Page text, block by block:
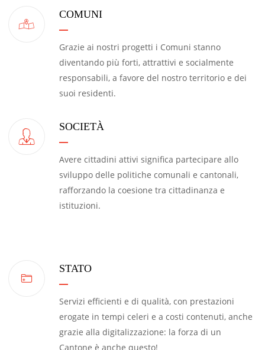
COMUNI
Grazie ai nostri progetti i Comuni stanno
diventando più forti, attrattivi e socialmente
responsabili, a favore del nostro territorio e dei
suoi residenti.
SOCIETÀ
Avere cittadini attivi significa partecipare allo
sviluppo delle politiche comunali e cantonali,
rafforzando la coesione tra cittadinanza e
istituzioni.
STATO
Servizi efficienti e di qualità, con prestazioni
erogate in tempi celeri e a costi contenuti, anche
grazie alla digitalizzazione: la forza di un
Cantone è anche questo!